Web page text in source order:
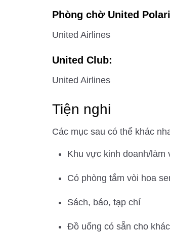
Phòng chờ United
United Airlines
United Club:
United Airlines
Tiện nghi
Các mục sau có thể khác
Khu vực kinh doanh/làm
Có phòng tắm vòi hoa
Sách, báo, tạp chí
Đồ uống có sẵn cho